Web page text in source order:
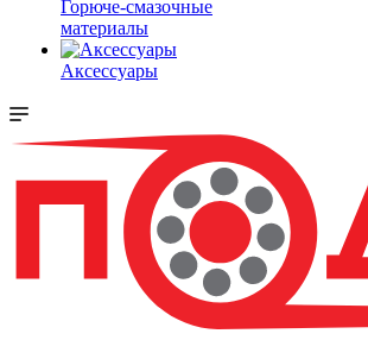
Горюче-смазочные
материалы
Аксессуары